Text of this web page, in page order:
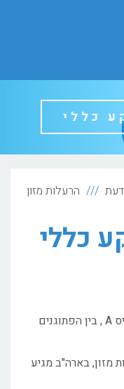
כללי
הרעלות מזון
כללי
אי קולי, סלמונלה ציקלופורה והפטיטיס A , בין הפתוגנים
בשנת 2013 בהרעלות מזון, בארה"ב מגיע